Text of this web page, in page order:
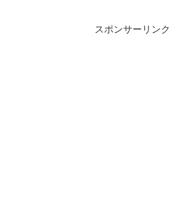
スポンサーリンク